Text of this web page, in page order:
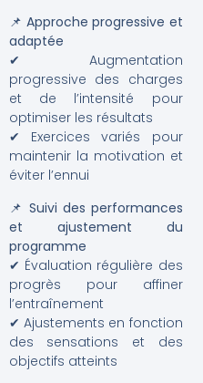
📌 Approche progressive et
adaptée
✔ Augmentation
progressive des charges
et de l’intensité pour
optimiser les résultats
✔ Exercices variés pour
maintenir la motivation et
éviter l’ennui
📌 Suivi des performances
et ajustement du
programme
✔ Évaluation régulière des
progrès pour affiner
l’entraînement
✔ Ajustements en fonction
des sensations et des
objectifs atteints